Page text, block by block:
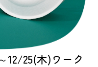
12/25(木)ワーク